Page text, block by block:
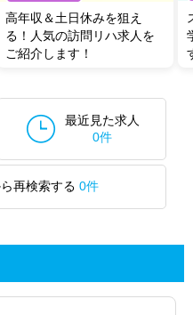
高年収＆土日休みを狙え
る！人気の訪問リハ求人を
ご紹介します！
最近見た求人
0件
再検索する 0件